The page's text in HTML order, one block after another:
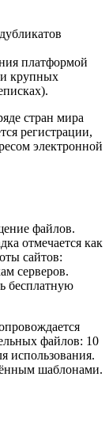
платформой
крупных
стран мира
регистрации,
электронной
файлов.
отмечается как
сайтов:
серверов.
бесплатную
файлов: 10
использования.
шаблонами.